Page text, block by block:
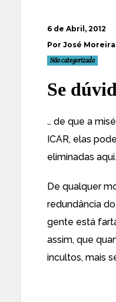
6 de Abril, 2012
Por José Moreira
Não categorizado
Se
… de que a
ICAR, elas
eliminadas aqui
De qualquer
redundância
gente está
assim, que
incultos, mais